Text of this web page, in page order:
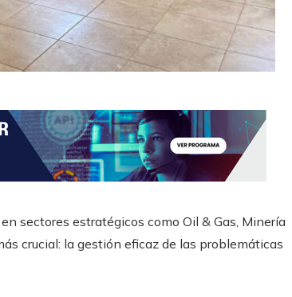
sectores estratégicos como Oil & Gas, Minería
crucial: la gestión eficaz de las problemáticas